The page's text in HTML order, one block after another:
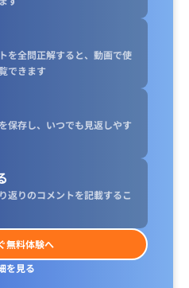
を全問正解すると、動画で使
できます
保存し、いつでも見返しやす
返りのコメントを記載するこ
無料体験へ
を見る